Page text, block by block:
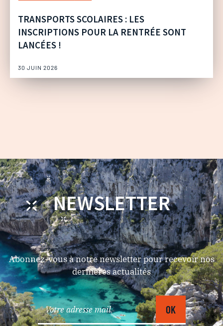
TRANSPORTS SCOLAIRES : LES
INSCRIPTIONS POUR LA RENTRÉE SONT
LANCÉES !
30 JUIN 2026
NEWSLETTER
Abonnez-vous à notre newsletter pour recevoir nos
dernières actualités